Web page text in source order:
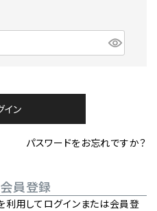
イン
パスワードをお忘れですか？
員登録
用してログインまたは会員登